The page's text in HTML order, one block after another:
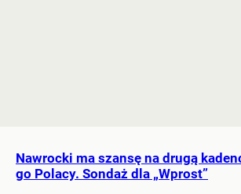
Nawrocki ma szansę na drugą
go Polacy. Sondaż dla „Wprost”